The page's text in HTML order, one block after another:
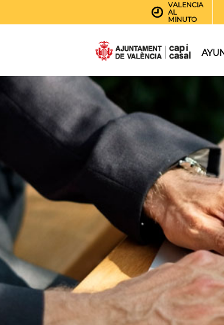
VALENCIA
AL
MINUTO